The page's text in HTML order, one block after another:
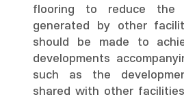
flooring to reduce the
generated by other
should be made to
developments
such as the
shared with other